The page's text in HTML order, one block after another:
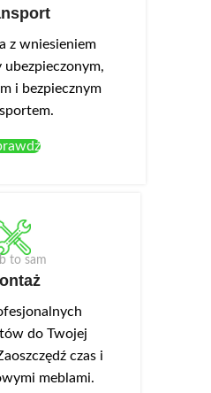
z wniesieniem
ubezpieczonym,
i bezpiecznym
to sam
do Twojej
czas i
meblami.